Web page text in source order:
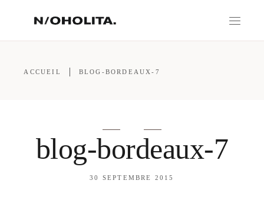
ACCUEIL BLOG-BORDEAUX-7
blog-bordeaux-7
30 SEPTEMBRE 2015